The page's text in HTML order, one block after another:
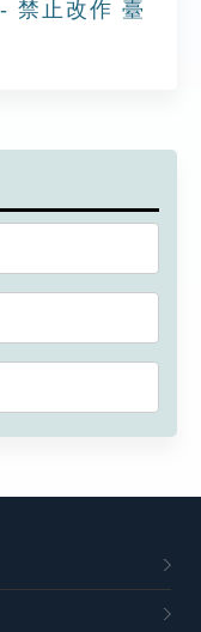
禁止改作 臺